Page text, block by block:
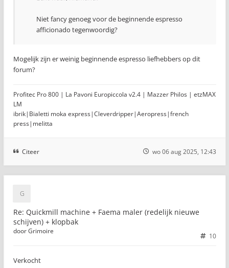
Niet fancy genoeg voor de beginnende espresso
afficionado tegenwoordig?
Mogelijk zijn er weinig beginnende espresso liefhebbers op dit
forum?
Profitec Pro 800 | La Pavoni Europiccola v2.4 | Mazzer Philos | etzMAX
LM
ibrik|Bialetti moka express|Cleverdripper|Aeropress|french
press|melitta
Citeer wo 06 aug 2025, 12:43
Re: Quickmill machine + Faema maler (redelijk nieuwe
schijven) + klopbak
10
doorGrimoire
Verkocht